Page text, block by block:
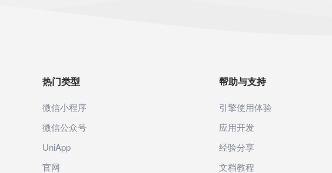
热门类型
微信小程序
微信公众号
UniApp
官网
帮助与支持
引擎使用体验
应用开发
经验分享
文档教程